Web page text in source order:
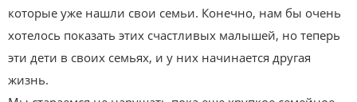
которые уже нашли свои семьи. Конечно, нам бы очень
хотелось показать этих счастливых малышей, но теперь
эти дети в своих семьях, и у них начинается другая
жизнь.